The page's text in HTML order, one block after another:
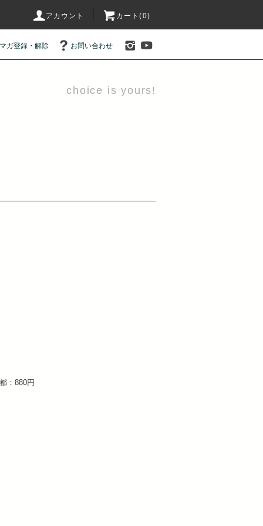
アカウント カート(0)
ガ登録・解除 お問い合わせ
choice is yours!
：880円